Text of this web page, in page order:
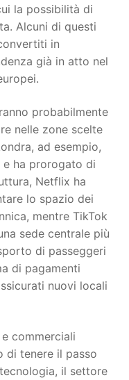
la possibilità di
Alcuni di questi
in
già in atto nel
probabilmente
nelle zone scelte
ad esempio,
e ha prorogato di
Netflix ha
lo spazio dei
mentre TikTok
sede centrale più
di passeggeri
di pagamenti
nuovi locali
commerciali
di tenere il passo
il settore